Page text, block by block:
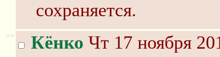
сохраняется.
>> Кёнко Чт 17 ноября